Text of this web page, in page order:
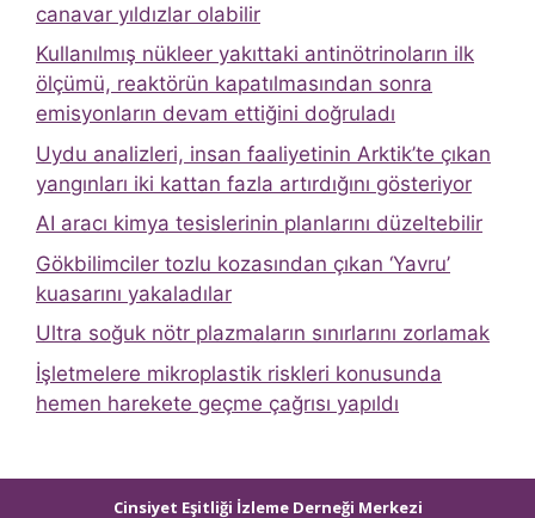
canavar yıldızlar olabilir
Kullanılmış nükleer yakıttaki antinötrinoların ilk
ölçümü, reaktörün kapatılmasından sonra
emisyonların devam ettiğini doğruladı
Uydu analizleri, insan faaliyetinin Arktik’te çıkan
yangınları iki kattan fazla artırdığını gösteriyor
AI aracı kimya tesislerinin planlarını düzeltebilir
Gökbilimciler tozlu kozasından çıkan ‘Yavru’
kuasarını yakaladılar
Ultra soğuk nötr plazmaların sınırlarını zorlamak
İşletmelere mikroplastik riskleri konusunda
hemen harekete geçme çağrısı yapıldı
Cinsiyet Eşitliği İzleme Derneği Merkezi